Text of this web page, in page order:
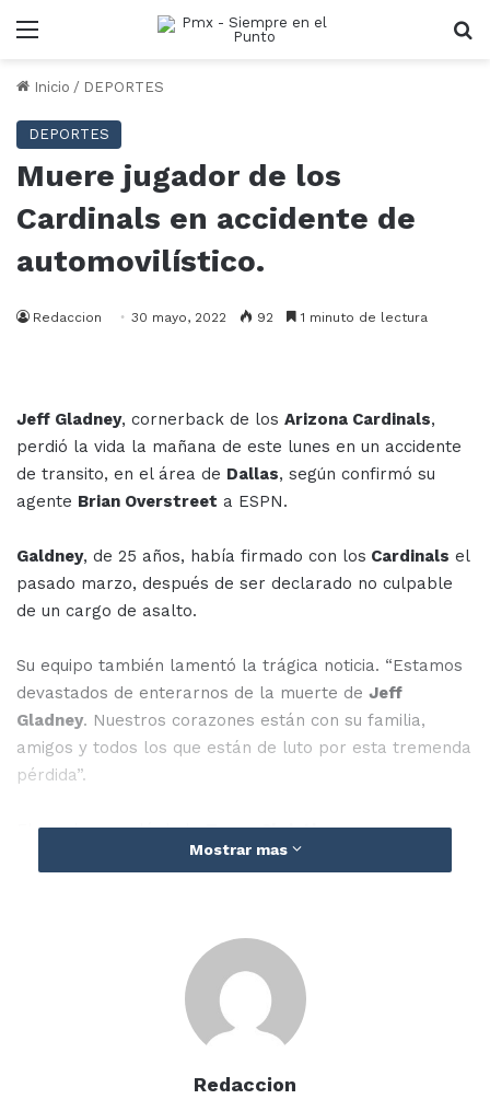
Menu
Inicio / DEPORTES
DEPORTES
Muere jugador de los
Cardinals en accidente de
automovilístico.
Redaccion 30 mayo, 2022 92 1 minuto de lectura
Jeff Gladney, cornerback de los Arizona Cardinals,
perdió la vida la mañana de este lunes en un accidente
de transito, en el área de Dallas, según confirmó su
agente Brian Overstreet a ESPN.
Galdney, de 25 años, había firmado con los Cardinals el
pasado marzo, después de ser declarado no culpable
de un cargo de asalto.
Su equipo también lamentó la trágica noticia. “Estamos
devastados de enterarnos de la muerte de Jeff
Gladney. Nuestros corazones están con su familia,
amigos y todos los que están de luto por esta tremenda
pérdida”.
El esquinero saló de laTexas Christian
(TCU) y fue elegido en la primera ronda
ese año por el enfrentar un cargo de asalto contra una
Mostrar mas
Redaccion